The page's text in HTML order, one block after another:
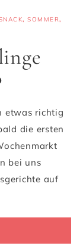
, SOMMER,
etwas richtig
die ersten
bei uns
auf